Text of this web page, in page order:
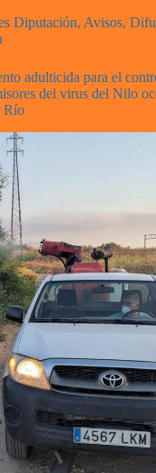
Diputación, Avisos,
adulticida para el
del virus del Nilo
Río